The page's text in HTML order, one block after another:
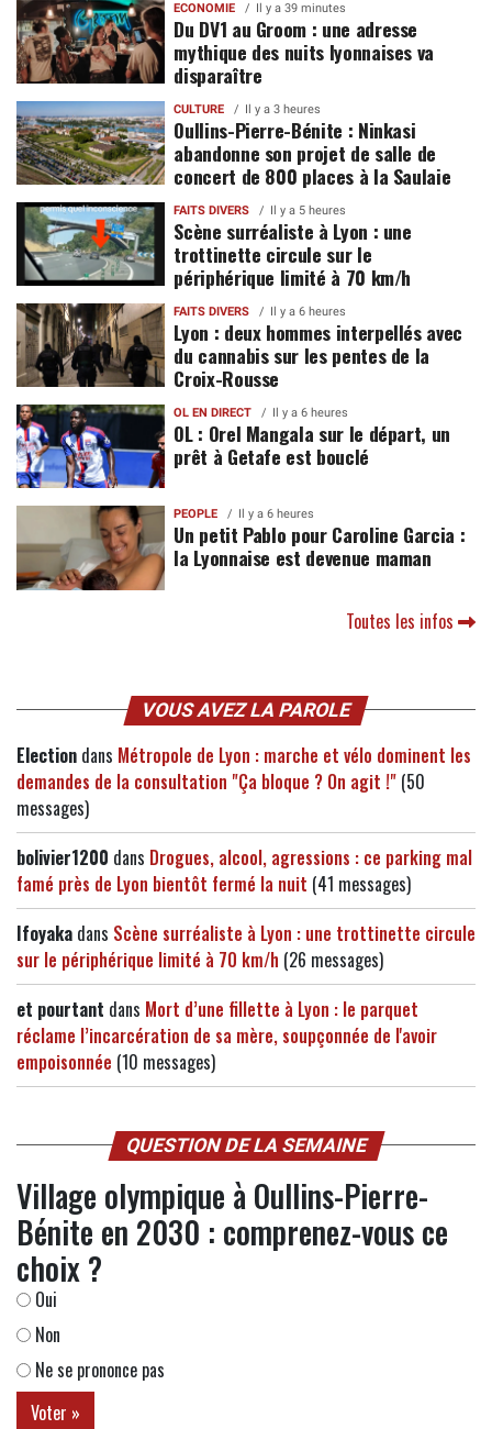
ECONOMIE Il y a 39 minutes
Du DV1 au Groom : une adresse
mythique des nuits lyonnaises va
disparaître
CULTURE Il y a 3 heures
Oullins-Pierre-Bénite : Ninkasi
abandonne son projet de salle de
concert de 800 places à la Saulaie
FAITS DIVERS Il y a 5 heures
Scène surréaliste à Lyon : une
trottinette circule sur le
périphérique limité à 70 km/h
FAITS DIVERS Il y a 6 heures
Lyon : deux hommes interpellés avec
du cannabis sur les pentes de la
Croix-Rousse
OL EN DIRECT Il y a 6 heures
OL : Orel Mangala sur le départ, un
prêt à Getafe est bouclé
PEOPLE Il y a 6 heures
Un petit Pablo pour Caroline Garcia :
la Lyonnaise est devenue maman
Toutes les infos
VOUS AVEZ LA PAROLE
Election dans Métropole de Lyon : marche et vélo dominent les
demandes de la consultation "Ça bloque ? On agit !" (50
messages)
bolivier1200 dans Drogues, alcool, agressions : ce parking mal
famé près de Lyon bientôt fermé la nuit (41 messages)
Ifoyaka dans Scène surréaliste à Lyon : une trottinette circule
sur le périphérique limité à 70 km/h (26 messages)
et pourtant dans Mort d’une fillette à Lyon : le parquet
réclame l’incarcération de sa mère, soupçonnée de l'avoir
empoisonnée (10 messages)
QUESTION DE LA SEMAINE
Village olympique à Oullins-Pierre-
Bénite en 2030 : comprenez-vous ce
choix ?
Oui
Non
Ne se prononce pas